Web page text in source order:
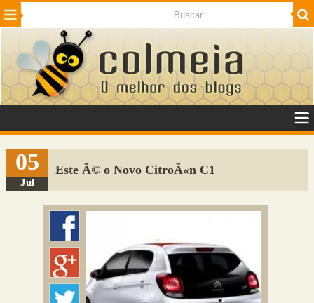
Beleza Cinema e TV
Internet Jogos NotÃ­cias SaÃºde
VeÃ­culos Adulto
Sugerir Link
Adicionar Blog
Colmeia Exchange
05
Jul
Este Ã© o Novo CitroÃ«n C1